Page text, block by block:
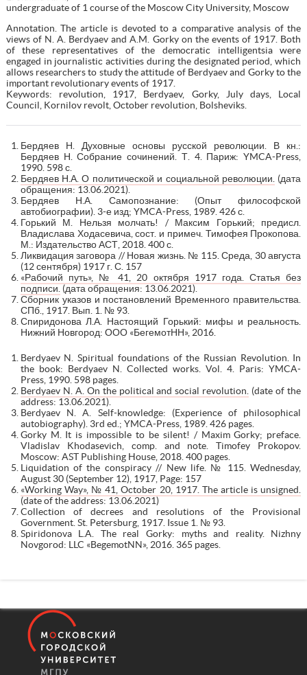
undergraduate of 1 course of the Moscow City University, Moscow
Annotation. The article is devoted to a comparative analysis of the
views of N. A. Berdyaev and A.M. Gorky on the events of 1917. Both
of these representatives of the democratic intelligentsia were
engaged in journalistic activities during the designated period, which
allows researchers to study the attitude of Berdyaev and Gorky to the
important revolutionary events of 1917.
Keywords: revolution, 1917, Berdyaev, Gorky, July days, Local
Council, Kornilov revolt, October revolution, Bolsheviks.
Бердяев Н. Духовные основы русской революции. В кн.:
Бердяев Н. Собрание сочинений. Т. 4. Париж: YMCA-Press,
1990. 598 с.
Бердяев Н.А. О политической и социальной революции. (дата
обращения: 13.06.2021).
Бердяев Н.А. Самопознание: (Опыт философской
автобиографии). 3-е изд; YMCA-Press, 1989. 426 с.
Горький М. Нельзя молчать! / Максим Горький; предисл.
Владислава Ходасевича, сост. и примеч. Тимофея Прокопова.
М.: Издательство АСТ, 2018. 400 с.
Ликвидация заговора // Новая жизнь. № 115. Среда, 30 августа
(12 сентября) 1917 г. С. 157
«Рабочий путь», № 41, 20 октября 1917 года. Статья без
подписи. (дата обращения: 13.06.2021).
Сборник указов и постановлений Временного правительства.
СПб., 1917. Вып. 1. № 93.
Спиридонова Л.А. Настоящий Горький: мифы и реальность.
Нижний Новгород: ООО «БегемотНН», 2016.
Berdyaev N. Spiritual foundations of the Russian Revolution. In
the book: Berdyaev N. Collected works. Vol. 4. Paris: YMCA-
Press, 1990. 598 pages.
Berdyaev N. A. On the political and social revolution. (date of the
address: 13.06.2021).
Berdyaev N. A. Self-knowledge: (Experience of philosophical
autobiography). 3rd ed.; YMCA-Press, 1989. 426 pages.
Gorky M. It is impossible to be silent! / Maxim Gorky; preface.
Vladislav Khodasevich, comp. and note. Timofey Prokopov.
Moscow: AST Publishing House, 2018. 400 pages.
Liquidation of the conspiracy // New life. № 115. Wednesday,
August 30 (September 12), 1917, Page: 157
«Working Way», № 41, October 20, 1917. The article is unsigned.
(date of the address: 13.06.2021)
Collection of decrees and resolutions of the Provisional
Government. St. Petersburg, 1917. Issue 1. № 93.
Spiridonova L.A. The real Gorky: myths and reality. Nizhny
Novgorod: LLC «BegemotNN», 2016. 365 pages.